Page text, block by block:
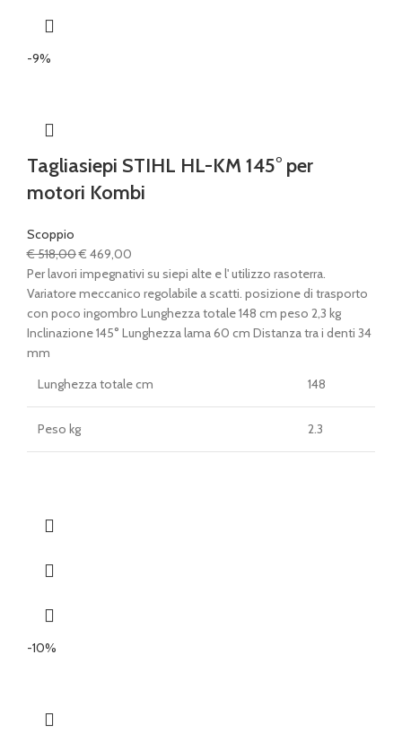
-9%
Tagliasiepi STIHL HL-KM 145° per
motori Kombi
Scoppio
€518,00Il
prezzo
originale
era:
€ 518,00.
€ 469,00
prezzo
attuale
è:
€ 469,00.
Per lavori impegnativi su siepi alte e l' utilizzo rasoterra.
Variatore meccanico regolabile a scatti. posizione di trasporto
con poco ingombro Lunghezza totale 148 cm peso 2,3 kg
Inclinazione 145° Lunghezza lama 60 cm Distanza tra i denti 34
mm
Lunghezza totale cm
148
Peso kg 2.3
-10%